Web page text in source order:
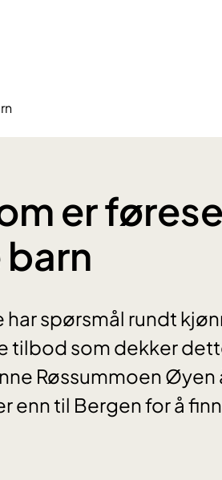
er
spørsmål rundt
tilbod som dekker
Røssummoen Øyen
enn til Bergen for å